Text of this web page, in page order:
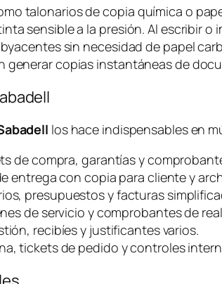
talonarios de copia química o
sensible a la presión. Al escribir o
sin necesidad de papel
generar copias instantáneas de
los hace indispensables en
de compra, garantías y
entrega con copia para cliente y
presupuestos y facturas
de servicio y comprobantes de
recibíes y justificantes varios.
tickets de pedido y controles